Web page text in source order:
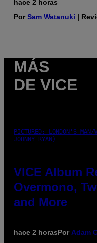
hace 2 horas
PorSam Watanuki |
MÁS
DE VICE
PICTURED: LONDON'S MAN/
JOHNNY RYAN)
VICE Album
Overmono,
and More
hace 2 horasPor Adam